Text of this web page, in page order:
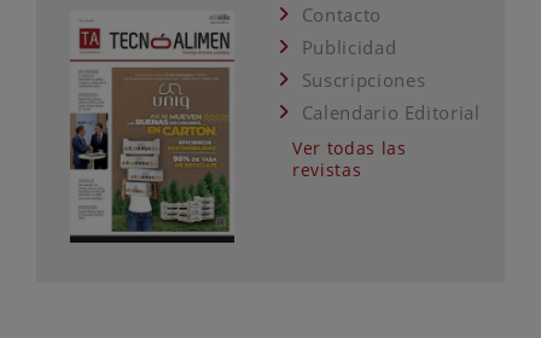
Contacto
Publicidad
Suscripciones
Calendario Editorial
Ver todas las
revistas